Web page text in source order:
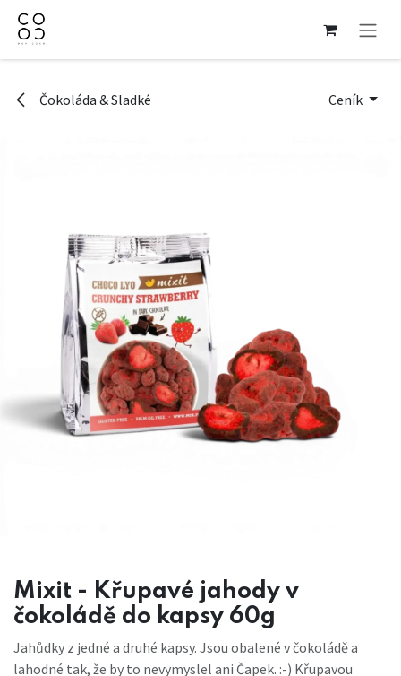
Přejít na obsah
Čokoláda & Sladké Ceník
Mixit - Křupavé jahody v
čokoládě do kapsy 60g
Jahůdky z jedné a druhé kapsy. Jsou obalené v čokoládě a
lahodné tak, že by to nevymyslel ani Čapek. :-) Křupavou